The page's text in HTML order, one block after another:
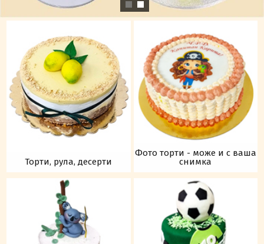
Торти, рула, десерти
Фото торти - може и с ваша
снимка